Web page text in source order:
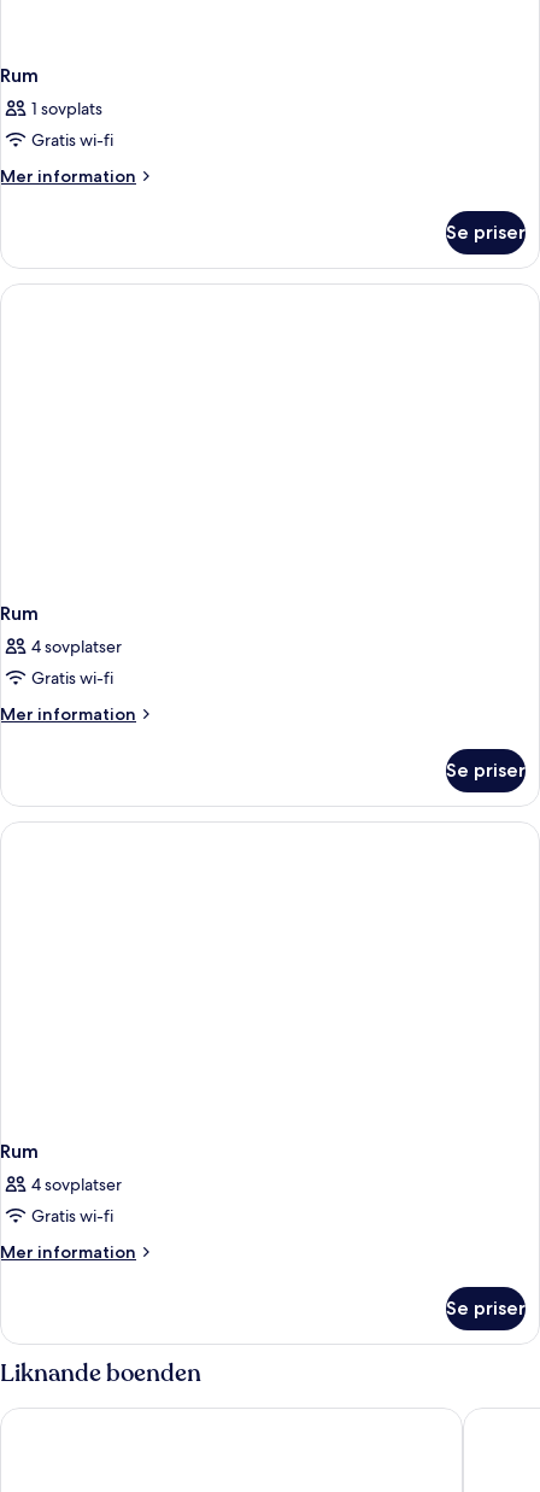
Rum
1 sovplats
Gratis wi-fi
Mer information
Mer
Se priser
Rum
4 sovplatser
Gratis wi-fi
Mer information
Mer
Se priser
Rum
4 sovplatser
Gratis wi-fi
Mer information
Mer
Se priser
Liknande boenden
Tivoli Hotel